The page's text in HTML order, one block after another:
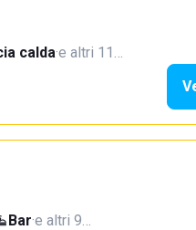
calda·e altri 11…
Bar·e altri 9…